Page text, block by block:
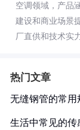
空调领域，产品
建设和商业场景
厂直供和技术实
热门文章
无缝钢管的常用
生活中常见的传